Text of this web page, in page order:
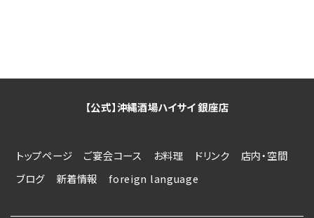
【公式】沖縄酒場ハイサイ 銀座店
トップページ ご宴会コース お料理 ドリンク
店内・空間
ブログ
新着情報 foreign language